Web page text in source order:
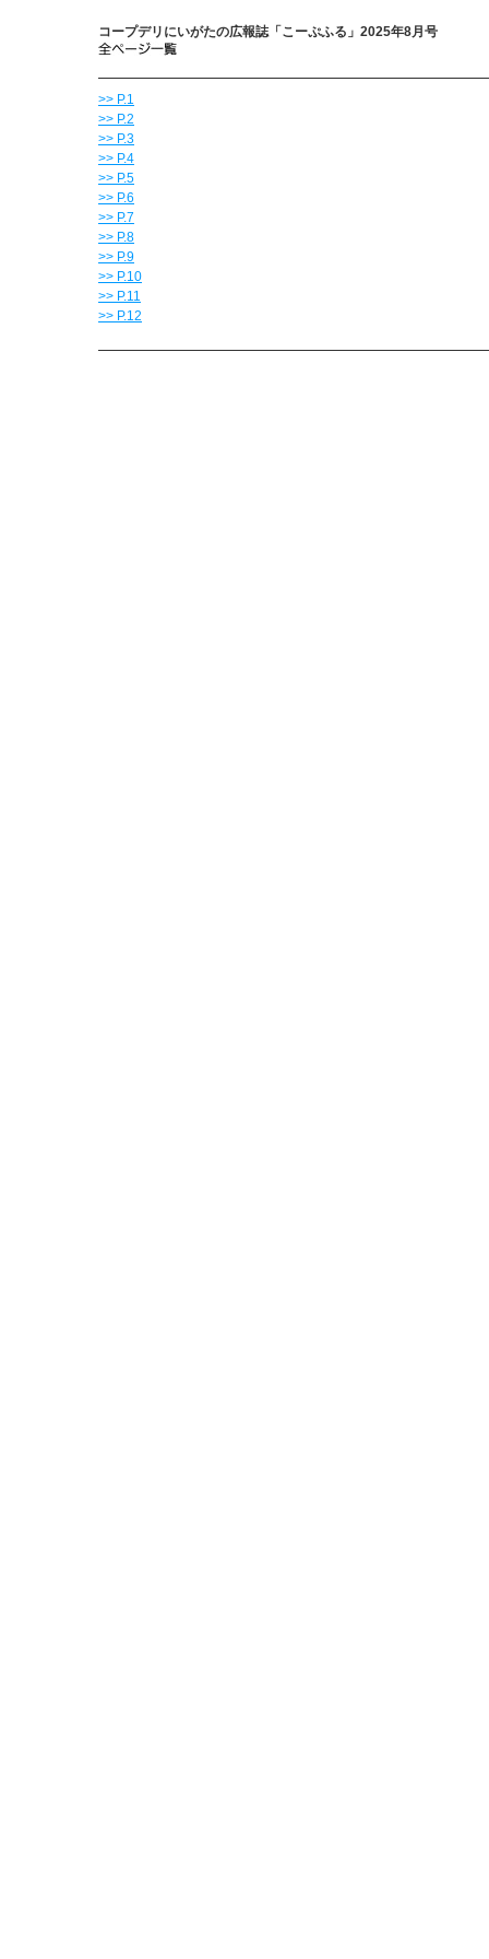
コープデリにいがたの広報誌「こーぷふる」2025年8月号
>> P.1
>> P.2
>> P.3
>> P.4
>> P.5
>> P.6
>> P.7
>> P.8
>> P.9
>> P.10
>> P.11
>> P.12